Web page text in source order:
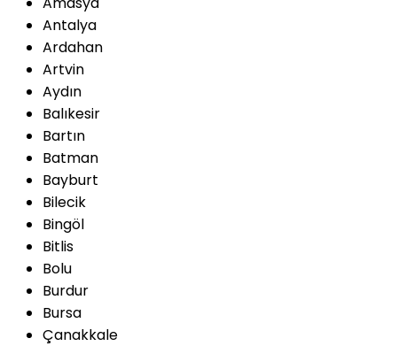
Antalya
Ardahan
Artvin
Aydın
Balıkesir
Bartın
Batman
Bayburt
Bilecik
Bingöl
Bitlis
Bolu
Burdur
Bursa
Çanakkale